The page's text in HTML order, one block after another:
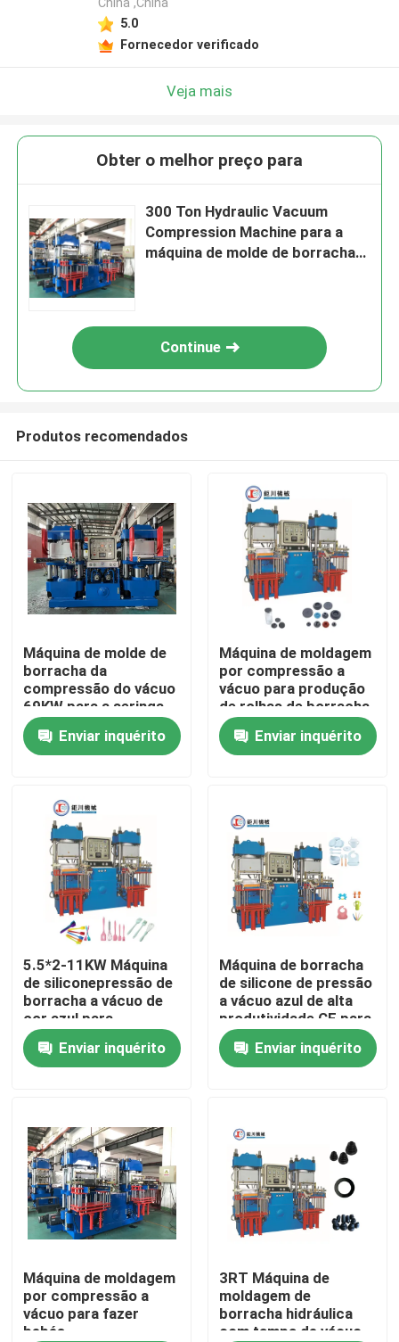
Casa
Produtos
Vídeos
Quem Somos
Fábrica
Fale Conosco
notícias
Pedir um orçamento
VR SHOW
5.0
Fornecedor verificado
Veja mais
Obter o melhor preço para
300 Ton Hydraulic Vacuum
Compression Machine para a
máquina de molde de borracha
Continue
Produtos recomendados
Máquina de molde de
borracha da
compressão do vácuo
69KW para a seringa
médica
Enviar inquérito
Máquina de moldagem
por compressão a
vácuo para produção
de rolhas de borracha
Enviar inquérito
5.5*2-11KW Máquina
de siliconepressão de
borracha a vácuo de
cor azul para
fabricação de
produtos de cozinha
Enviar inquérito
Máquina de borracha
de silicone de pressão
a vácuo azul de alta
produtividade CE para
fabricação de
produtos de borracha
de silicone
Enviar inquérito
Máquina de moldagem
por compressão a
vácuo para fazer
bebés
3RT Máquina de
moldagem de
borracha hidráulica
com tampa de vácuo